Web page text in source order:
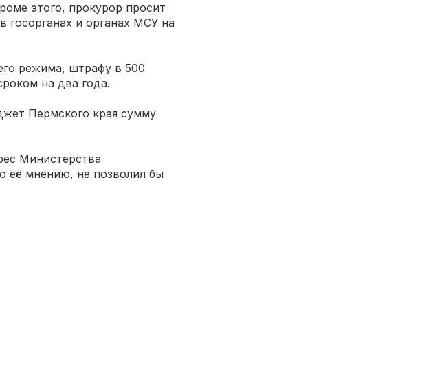
этого, прокурор просит
госорганах и органах МСУ на
режима, штрафу в 500
на два года.
Пермского края сумму
Министерства
её мнению, не позволил бы